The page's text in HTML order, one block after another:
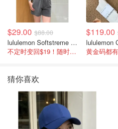
$29.00 $88.00
lululemon Softstreme 女士高腰短裤 10cm
不定时变回$19！随时点进来看
$119.00
黄金码都
猜你喜欢